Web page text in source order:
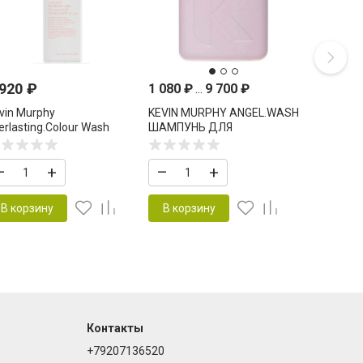
₽
Murphy
Wash
для защиты
цвета волос
мл
+
В корзину
1 080 ₽... 9 700 ₽
KEVIN MURPHY ANGEL.WASH
ШАМПУНЬ ДЛЯ
ОКРАШЕННЫХ ВОЛОС
– +
В корзину
Контакты
+79207136520